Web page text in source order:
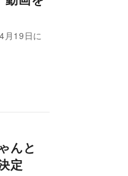
月19日に
んと
定